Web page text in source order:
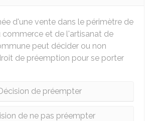
d'une vente dans le périmètre de
commerce et de l'artisanat de
peut décider ou non
de préemption pour se porter
de préempter
de ne pas préempter